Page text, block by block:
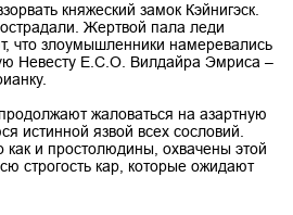
княжеский замок Кэйнигэск.
Жертвой пала леди
что злоумышленники намеревались
Невесту Е.С.О. Вилдайра Эмриса –
жаловаться на азартную
истинной язвой всех сословий.
и простолюдины, охвачены этой
строгость кар, которые ожидают